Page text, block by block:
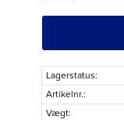
Lagerstatus
Artikelnr.
Vægt